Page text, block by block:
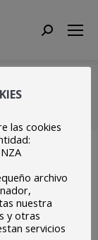
Search:
las cookies
archivo
nuestra
y otras
servicios